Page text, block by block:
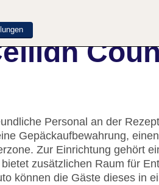
Personal an der
Gepäckaufbewahrung,
Zur Einrichtung gehört
zusätzlichen Raum für
können die Gäste dieses in